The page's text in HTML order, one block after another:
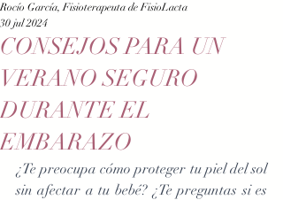
CONSEJOS PARA UN
VERANO SEGURO
DURANTE EL
EMBARAZO
Rocío García, Fisioterapeuta de FisioLacta
30 jul 2024
¿Te preocupa cómo proteger tu piel del sol
sin afectar a tu bebé? ¿Te preguntas si es